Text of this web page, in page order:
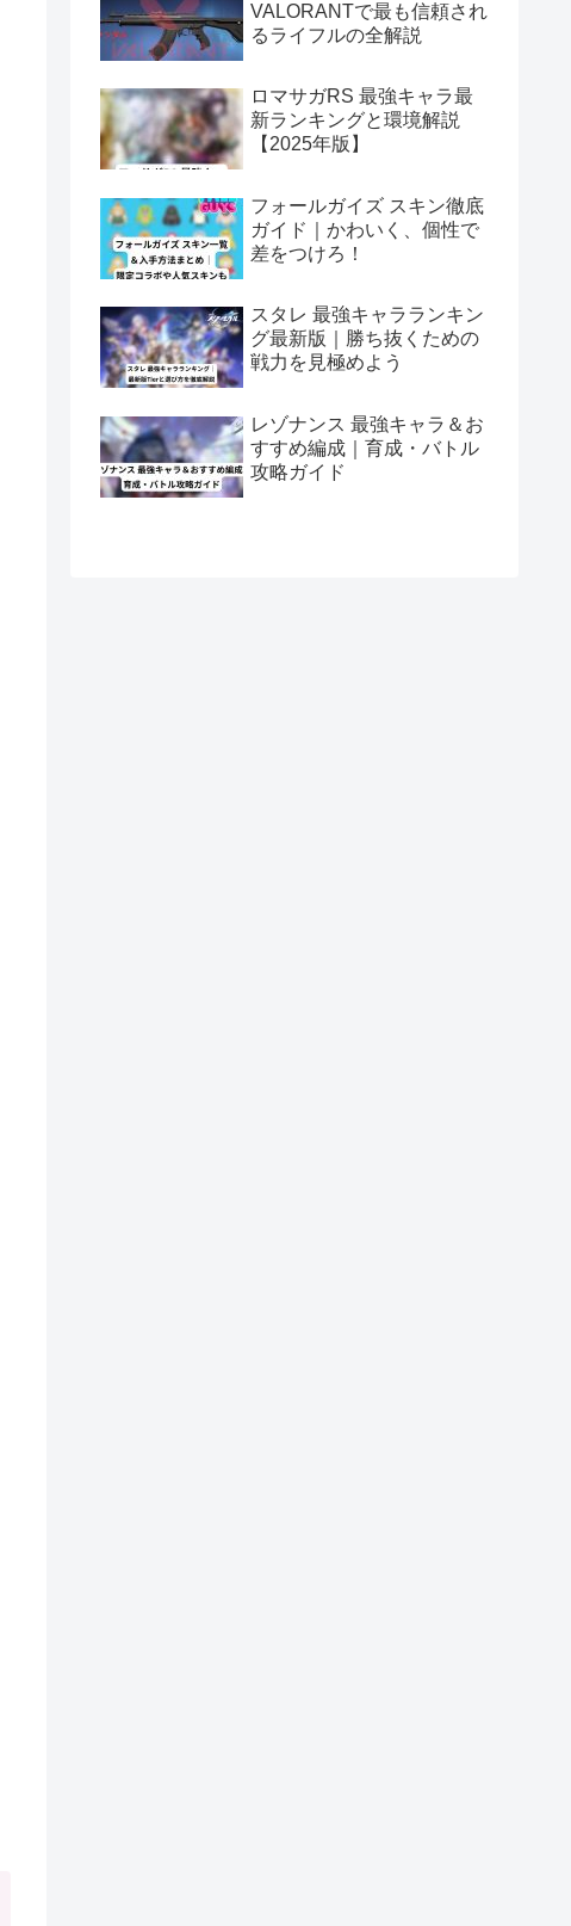
VALORANTで最も信頼され
るライフルの全解説
ロマサガRS 最強キャラ最
新ランキングと環境解説
【2025年版】
フォールガイズ スキン徹底
ガイド｜かわいく、個性で
差をつけろ！
スタレ 最強キャラランキン
グ最新版｜勝ち抜くための
戦力を見極めよう
レゾナンス 最強キャラ＆お
すすめ編成｜育成・バトル
攻略ガイド